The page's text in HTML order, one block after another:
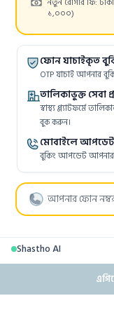
১,০০০)
ফোন যাচাইকৃত
OTP যাচাই আপনার
তালিকাভুক্ত সেবা
স্বাস্থ্য প্ল্যাটফর্মে
বুক করুন।
মোবাইলে আপডেট
বুকিং আপডেট আপনার
Shastho AI